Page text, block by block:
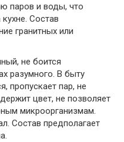
паров и воды, что
Состав
гранитных или
не боится
разумного. В быту
пропускает пар, не
цвет, не позволяет
микроорганизмам.
Состав предполагает